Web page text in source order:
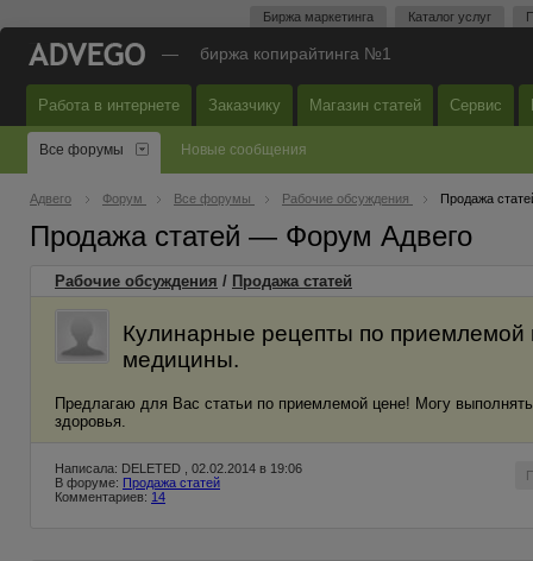
Биржа маркетинга Каталог услуг
— биржа копирайтинга №1
Работа в интернете Заказчику Магазин статей Сервис
Все форумы Новые сообщения
Адвего Форум Все форумы Рабочие обсуждения Продажа
Продажа статей — Форум Адвего
Рабочие обсуждения / Продажа статей
Кулинарные рецепты по приемлемой
медицины.
Предлагаю для Вас статьи по приемлемой цене! Могу
здоровья.
Написала: DELETED , 02.02.2014 в 19:06
В форуме: Продажа статей
Комментариев: 14